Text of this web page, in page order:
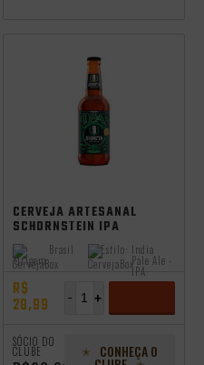
CERVEJA ARTESANAL
SCHORNSTEIN IPA
500ML
Origem:
Brasil Estilo: India
Pale Ale -
IPA
R$
28,99 +
-
SÓCIO DO
CLUBE CONHEÇA O